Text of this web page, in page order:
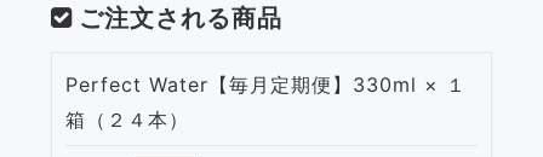
ご注文される商品
Perfect Water【毎月定期便】330ml × １
箱（２４本）